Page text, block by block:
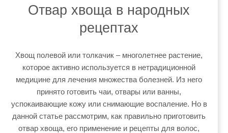
Отвар хвоща в народных
рецептах
Хвощ полевой или толкачик – многолетнее растение,
которое активно используется в нетрадиционной
медицине для лечения множества болезней. Из него
принято готовить чаи, отвары или ванны,
успокаивающие кожу или снимающие воспаление. Но в
данной статье рассмотрим, как правильно приготовить
отвар хвоща, его применение и рецепты для волос,